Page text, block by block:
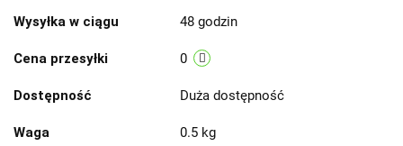
Wysyłka w ciągu 48 godzin
Cena przesyłki 0
Dostępność Duża dostępność
Waga 0.5 kg